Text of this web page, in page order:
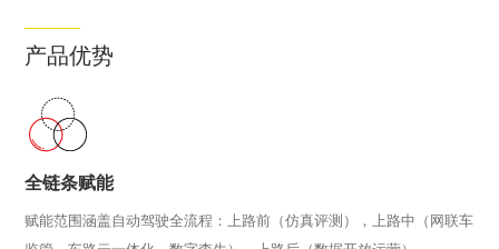
产品优势
全链条赋能
赋能范围涵盖自动驾驶全流程：上路前（仿真评测），上路中（网联车